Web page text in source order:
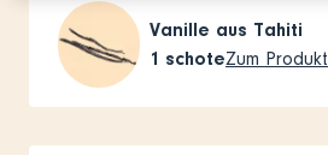
Vanille aus Tahiti
1 schoteZum Produkt